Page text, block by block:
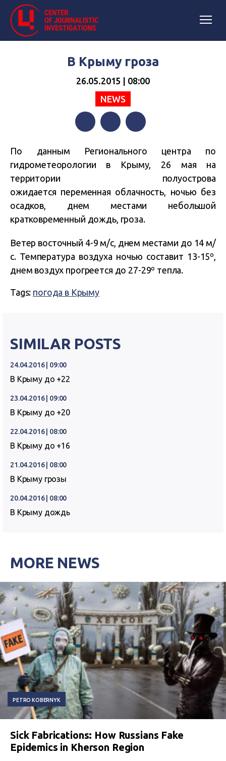
В Крыму гроза
26.05.2015 | 08:00
NEWS
По данным Регионального центра по
гидрометеорологии в Крыму, 26 мая на
территории полуострова
ожидается переменная облачность, ночью без
осадков, днем местами небольшой
кратковременный дождь, гроза.
Ветер восточный 4-9 м/с, днем местами до 14 м/
с. Температура воздуха ночью составит 13-15º,
днем воздух прогреется до 27-29º тепла.
Tags: погода в Крыму
SIMILAR POSTS
24.04.2016 | 09:00
В Крыму до +22
23.04.2016 | 09:00
В Крыму до +20
22.04.2016 | 08:00
В Крыму до +16
21.04.2016 | 08:00
В Крыму грозы
20.04.2016 | 08:00
В Крыму дождь
MORE NEWS
PETRO KOBERNYK
Sick Fabrications: How Russians Fake
Epidemics in Kherson Region